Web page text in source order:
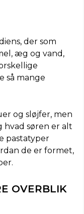
der som
æg og vand,
så mange
og sløjfer, men
hvad søren er alt
pastatyper
de er formet,
OVERBLIK